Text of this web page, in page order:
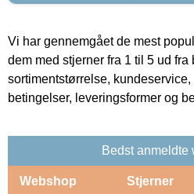
Vi har gennemgået de mest
dem med stjerner fra 1 til 5 ud
sortimentstørrelse,
betingelser, leveringsformer og
Bedst anmeldte
Webshop Stjerner